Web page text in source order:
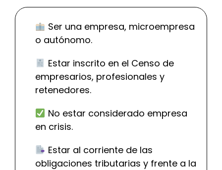
Ser una empresa, microempresa
o autónomo.
Estar inscrito en el Censo de
empresarios, profesionales y
retenedores.
No estar considerado empresa
en crisis.
Estar al corriente de las
obligaciones tributarias y frente a la